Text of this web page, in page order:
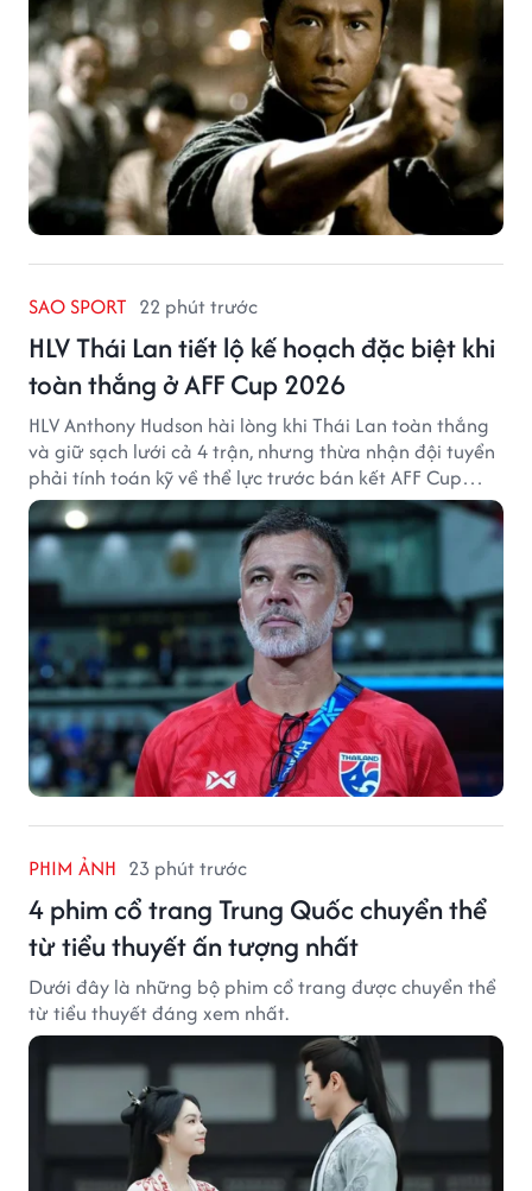
SAO SPORT 22 phút trước
HLV Thái Lan tiết lộ kế hoạch đặc biệt khi
toàn thắng ở AFF Cup 2026
HLV Anthony Hudson hài lòng khi Thái Lan toàn thắng
và giữ sạch lưới cả 4 trận, nhưng thừa nhận đội tuyển
phải tính toán kỹ về thể lực trước bán kết AFF Cup
2026.
PHIM ẢNH 23 phút trước
4 phim cổ trang Trung Quốc chuyển thể
từ tiểu thuyết ấn tượng nhất
Dưới đây là những bộ phim cổ trang được chuyển thể
từ tiểu thuyết đáng xem nhất.